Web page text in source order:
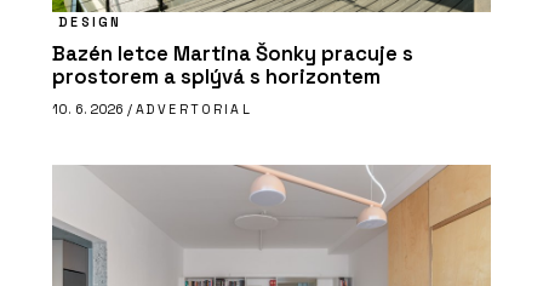
DESIGN
Bazén letce Martina Šonky pracuje s
prostorem a splývá s horizontem
10. 6. 2026 / ADVERTORIAL